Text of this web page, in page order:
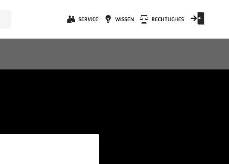
SERVICE WISSEN RECHTLICHES